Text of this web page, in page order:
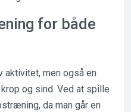
for både
aktivitet, men også en
og sind. Ved at spille
da man går en